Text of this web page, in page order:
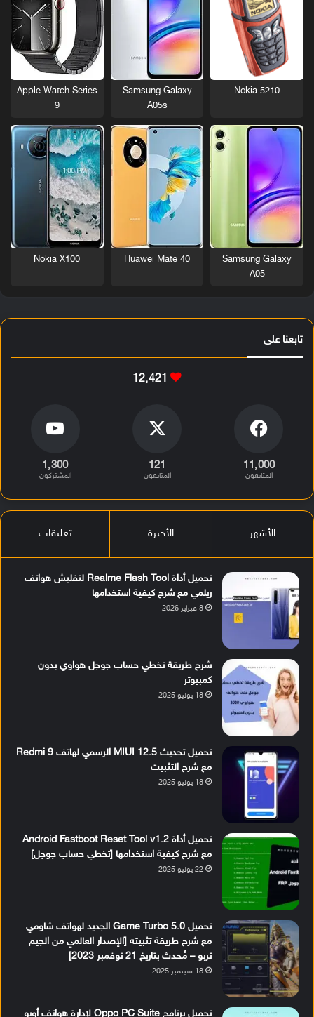
Nokia 5210
Samsung Galaxy
A05s
Apple Watch Series
9
Samsung Galaxy
A05
Huawei Mate 40
Nokia X100
تابعنا على
12٬421
11٬000
المتابعون
121
المتابعون
1٬300
المشتركون
الأشهر الأخيرة تعليقات
تحميل أداة Realme Flash Tool لتفليش هواتف
ريلمي مع شرح كيفية استخدامها
8 فبراير 2026
شرح طريقة تخطي حساب جوجل هواوي بدون
كمبيوتر
18 يوليو 2025
تحميل تحديث MIUI 12.5 الرسمي لهاتف Redmi 9
مع شرح التثبيت
18 يوليو 2025
تحميل أداة Android Fastboot Reset Tool v1.2
مع شرح كيفية استخدامها [تخطي حساب جوجل]
22 يوليو 2025
تحميل Game Turbo 5.0 الجديد لهواتف شاومي
مع شرح طريقة تثبيته [الإصدار العالمي من الجيم
تربو – مُحدث بتاريخ 21 نوفمبر 2023]
18 سبتمبر 2025
تحميل برنامج Oppo PC Suite لإدارة هواتف أوبو